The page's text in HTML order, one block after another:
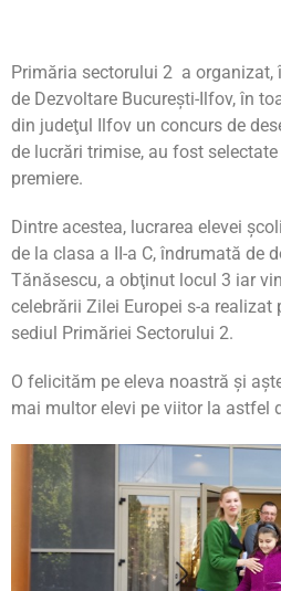
Primăria sectorului 2 a organizat,
de Dezvoltare Bucureşti-Ilfov, în
din judeţul Ilfov un concurs de
de lucrări trimise, au fost
premiere.
Dintre acestea, lucrarea elevei
de la clasa a II-a C, îndrumată de
Tănăsescu, a obţinut locul 3 iar
celebrării Zilei Europei s-a
sediul Primăriei Sectorului 2.
O felicităm pe eleva noastră şi
mai multor elevi pe viitor la astfel